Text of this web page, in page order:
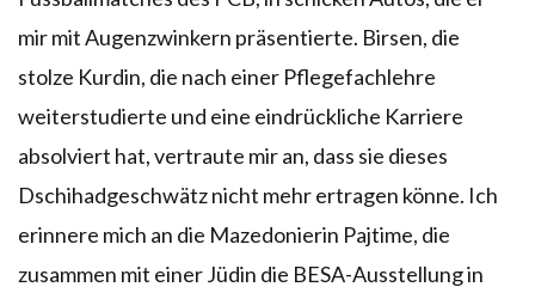
mir mit Augenzwinkern präsentierte. Birsen, die
stolze Kurdin, die nach einer Pflegefachlehre
weiterstudierte und eine eindrückliche Karriere
absolviert hat, vertraute mir an, dass sie dieses
Dschihadgeschwätz nicht mehr ertragen könne. Ich
erinnere mich an die Mazedonierin Pajtime, die
zusammen mit einer Jüdin die BESA-Ausstellung in